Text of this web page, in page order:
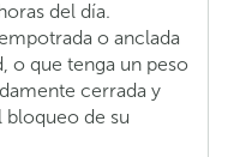
del día.
o anclada
o que tenga un peso
cerrada y
bloqueo de su